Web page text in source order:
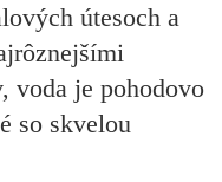
útesoch a
voda je pohodovo
so skvelou